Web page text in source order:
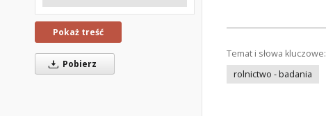
Pokaż treść
Pobierz
Temat i słowa kluczowe:
rolnictwo - badania